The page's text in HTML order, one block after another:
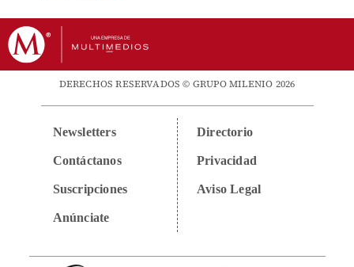
DERECHOS RESERVADOS © GRUPO MILENIO 2026
Newsletters
Contáctanos
Suscripciones
Anúnciate
Directorio
Privacidad
Aviso Legal